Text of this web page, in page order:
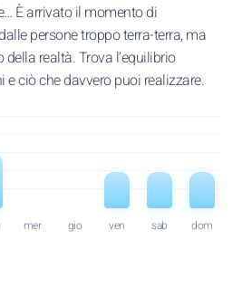
È arrivato il momento di
persone troppo terra-terra, ma
realtà. Trova l’equilibrio
e ciò che davvero puoi realizzare.
mer gio ven sab dom